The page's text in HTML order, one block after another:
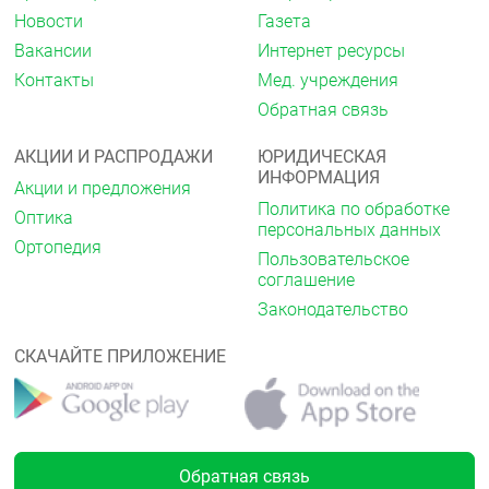
проводились.
Беременность, грудное вскармливание и
Если Вы беременны или кормите грудью, думаете,
что забеременели, или планируете беременность,
перед началом применения препарата
проконсультируйтесь с лечащим врачом или
работником аптеки.
Беременность
К настоящему времени опыт применения у
беременных женщин ограничен. Не применяйте
препарат Нафтифин-АВВА в период беременности.
Лактация
Не применяйте препарат Нафтифин-АВВА в период
грудного вскармливания.
Влияние ;нафтифина ;на фертильность не
Новости
Вакансии
Контакты
Газета
Интернет ресурсы
Мед. учреждения
Обратная связь
АКЦИИ И РАСПРОДАЖИ
Акции и предложения
Оптика
Ортопедия
ЮРИДИЧЕСКАЯ
ИНФОРМАЦИЯ
Политика по обработке
персональных данных
Пользовательское
соглашение
Законодательство
СКАЧАЙТЕ ПРИЛОЖЕНИЕ
Обратная связь